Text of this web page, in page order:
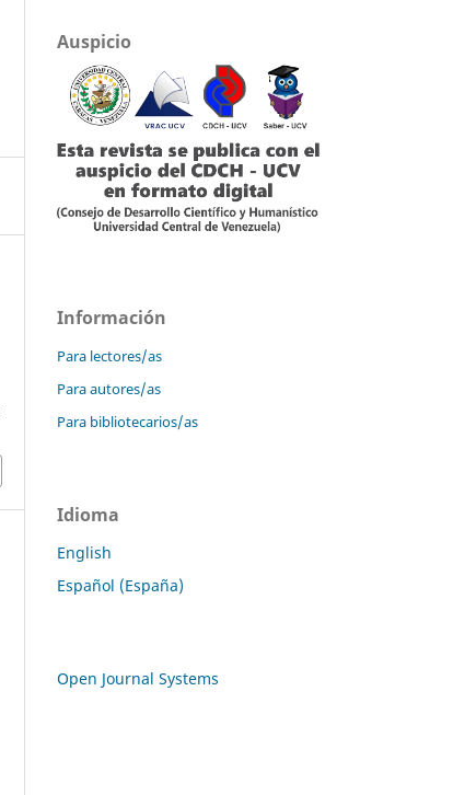
Auspicio
Información
Para lectores/as
Para autores/as
Para bibliotecarios/as
Idioma
English
Español (España)
Open Journal Systems